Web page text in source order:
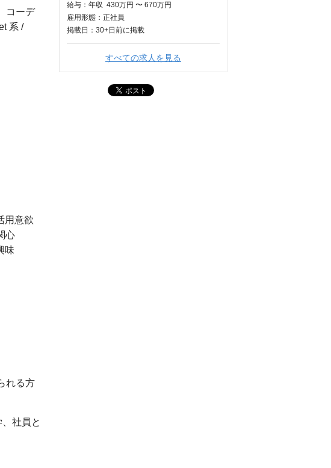
コーデ
系 /
用意欲
心
味
れる方
社員と
給与： 年収 430万円 〜 670万円
雇用形態：正社員
掲載日： 30+日 前に掲載
すべての求人を見る